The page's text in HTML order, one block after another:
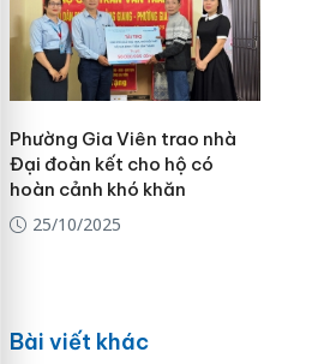
Phường Gia Viên trao nhà
Đại đoàn kết cho hộ có
hoàn cảnh khó khăn
25/10/2025
Bài viết khác